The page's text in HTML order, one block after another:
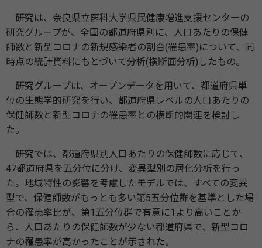
研究は、奈良県立医科大学県民健康増進支援センターの
研究グループが、全国の都道府県別に、人口あたりの保健
師数と新型コロナの新規感染者の割合(罹患率)について、同
時点の統計資料にもとづいて分析(横断面分析)したもの。
研究グループは、オープンデータを用いて、都道府県単
位の生態学的研究を行い、都道府県レベルの人口あたりの
保健師数と新型コロナの罹患率との横断的関連を検討し
た。
研究では、都道府県別人口あたりの保健師数に応じて、
47都道府県を五分位に分け、変異型別の層化分析を行っ
た。地域特性の影響を考慮したモデルでは、すべての変異
型で、保健師数がもっとも多い第5五分位群を基準とした場
合の罹患率比が、第1五分位群で有意に1より高いことか
ら、人口あたりの保健師数が少ない都道府県で、新型コロ
ナの罹患率が高かったことが示された。